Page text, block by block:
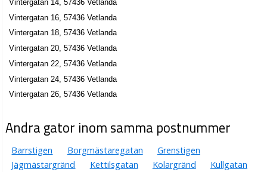
Vintergatan 14, 57436 Vetlanda
Vintergatan 16, 57436 Vetlanda
Vintergatan 18, 57436 Vetlanda
Vintergatan 20, 57436 Vetlanda
Vintergatan 22, 57436 Vetlanda
Vintergatan 24, 57436 Vetlanda
Vintergatan 26, 57436 Vetlanda
Andra gator inom samma postnummer
Barrstigen Borgmästaregatan
Grenstigen
Jägmästargränd
Kettilsgatan Kolargränd
Kullgatan